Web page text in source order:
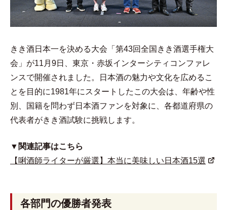
きき酒日本一を決める大会「第43回全国きき酒選手権大
会」が11月9日、東京・赤坂インターシティコンファレ
ンスで開催されました。日本酒の魅力や文化を広めるこ
とを目的に1981年にスタートしたこの大会は、年齢や性
別、国籍を問わず日本酒ファンを対象に、各都道府県の
代表者がきき酒試験に挑戦します。
▼関連記事はこちら
【唎酒師ライターが厳選】本当に美味しい日本酒15選
各部門の優勝者発表